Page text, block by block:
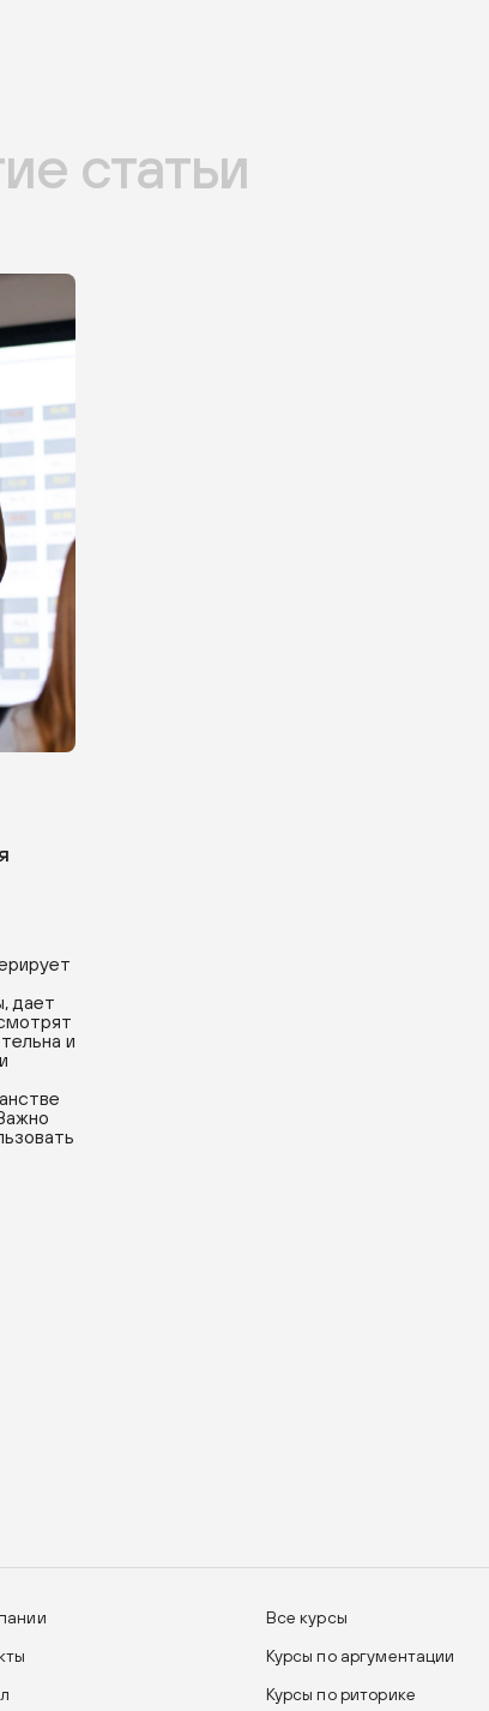
статьи
дает
и
Все курсы
Курсы по аргументации
Курсы по риторике